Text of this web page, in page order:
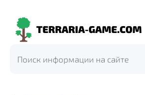
Terraria-